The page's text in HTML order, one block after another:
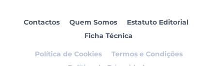
Contactos Quem Somos
Estatuto Editorial
Ficha Técnica
Política de Cookies
Termos e Condições